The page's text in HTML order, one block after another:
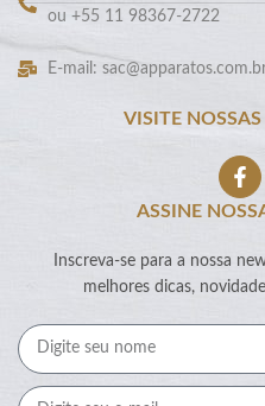
ou +55 11 98367-2722
E-mail:
VISITE
ASSINE
Inscreva-se para a nossa
melhores dicas,